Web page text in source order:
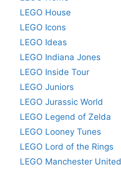
LEGO House
LEGO Icons
LEGO Ideas
LEGO Indiana Jones
LEGO Inside Tour
LEGO Juniors
LEGO Jurassic World
LEGO Legend of Zelda
LEGO Looney Tunes
LEGO Lord of the Rings
LEGO Manchester United